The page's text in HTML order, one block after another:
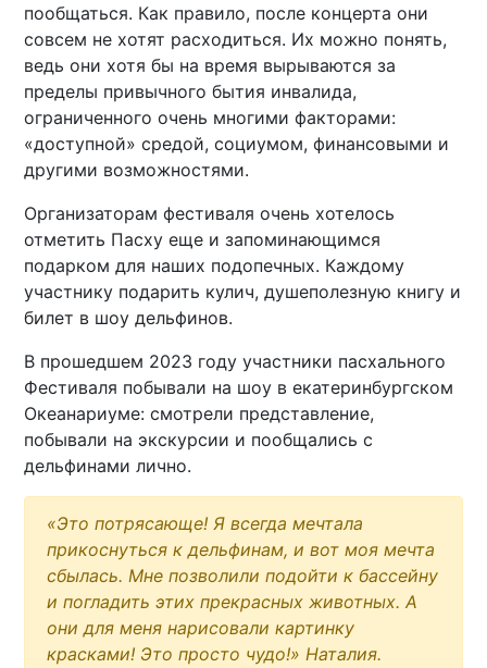
пообщаться. Как правило, после концерта они
совсем не хотят расходиться. Их можно понять,
ведь они хотя бы на время вырываются за
пределы привычного бытия инвалида,
ограниченного очень многими факторами:
«доступной» средой, социумом, финансовыми и
другими возможностями.
Организаторам фестиваля очень хотелось
отметить Пасху еще и запоминающимся
подарком для наших подопечных. Каждому
участнику подарить кулич, душеполезную книгу и
билет в шоу дельфинов.
В прошедшем 2023 году участники пасхального
Фестиваля побывали на шоу в екатеринбургском
Океанариуме: смотрели представление,
побывали на экскурсии и пообщались с
дельфинами лично.
«Это потрясающе! Я всегда мечтала
прикоснуться к дельфинам, и вот моя мечта
сбылась. Мне позволили подойти к бассейну
и погладить этих прекрасных животных. А
они для меня нарисовали картинку
красками! Это просто чудо!» Наталия.